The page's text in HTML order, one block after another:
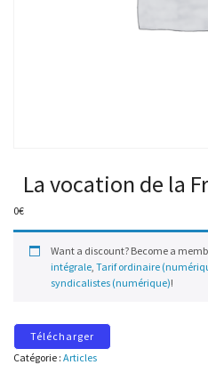
La vocation de la
0€
Want a discount? Become a
intégrale, Tarif ordinaire
syndicalistes (numérique)!
Télécharger
Catégorie : Articles